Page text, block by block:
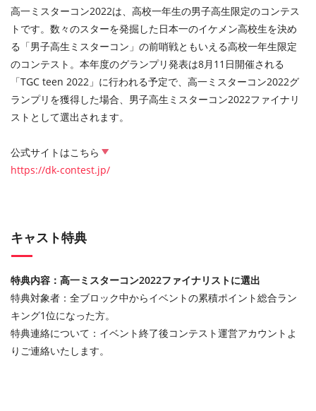
高一ミスターコン2022は、高校一年生の男子高生限定のコンテス
トです。数々のスターを発掘した日本一のイケメン高校生を決め
る「男子高生ミスターコン」の前哨戦ともいえる高校一年生限定
のコンテスト。本年度のグランプリ発表は8月11日開催される
「TGC teen 2022」に行われる予定で、高一ミスターコン2022グ
ランプリを獲得した場合、男子高生ミスターコン2022ファイナリ
ストとして選出されます。
公式サイトはこちら
https://dk-contest.jp/
キャスト特典
特典内容：高一ミスターコン2022ファイナリストに選出
特典対象者：全ブロック中からイベントの累積ポイント総合ラン
キング1位になった方。
特典連絡について：イベント終了後コンテスト運営アカウントよ
りご連絡いたします。